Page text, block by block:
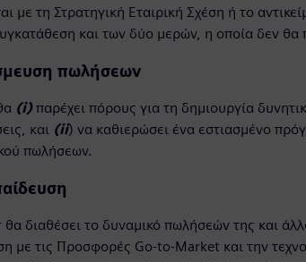
με τη Στρατηγική Εταιρική Σχέση ή το
και των δύο μερών, η οποία δεν θα
πωλήσεων
(i)παρέχει πόρους για τη δημιουργία
και (ii) να καθιερώσει ένα εστιασμένο
πωλήσεων.
διαθέσει το δυναμικό πωλήσεών της και
με τις Προσφορές Go-to-Market και την